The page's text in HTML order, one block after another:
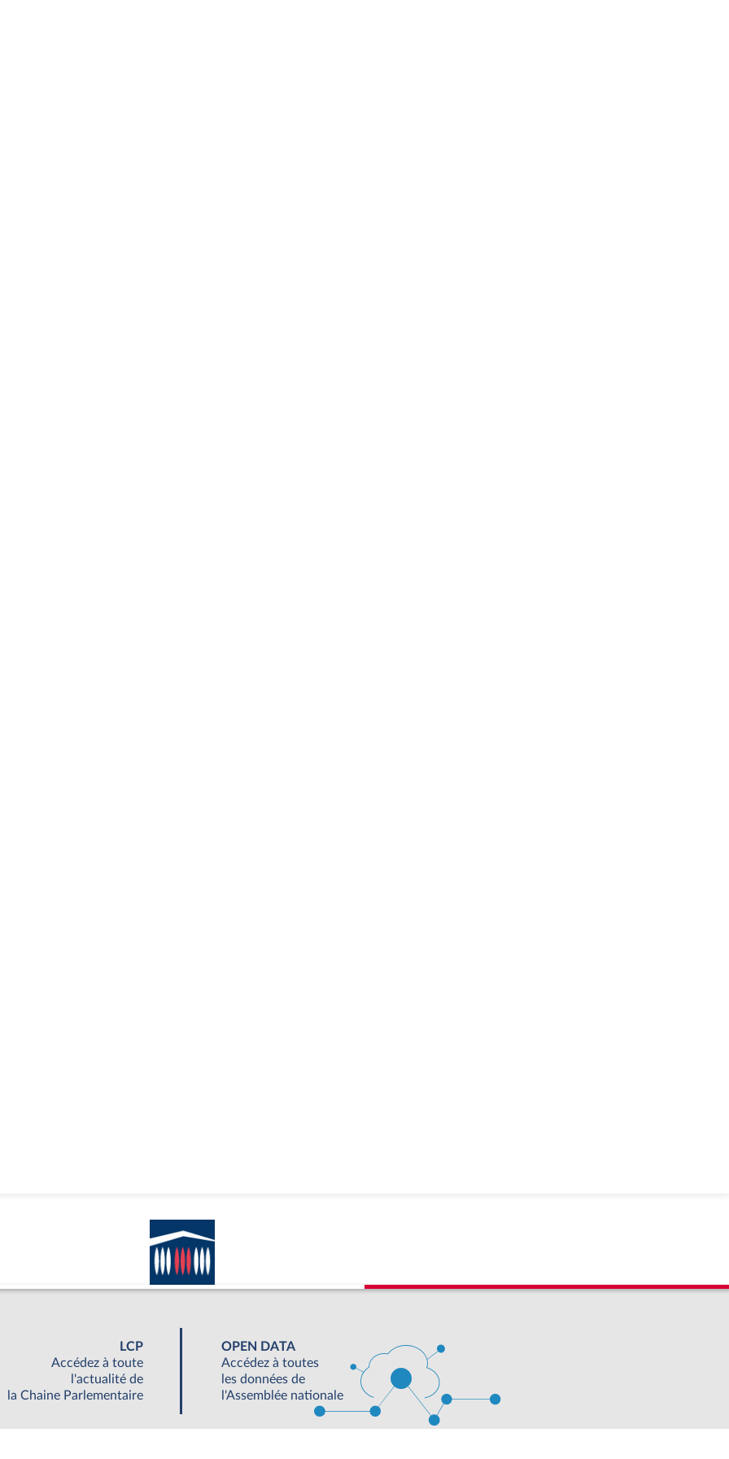
LCP
Accédez à toute
l'actualité de
la Chaine Parlementaire
OPEN DATA
Accédez à toutes
les données de
l'Assemblée nationale